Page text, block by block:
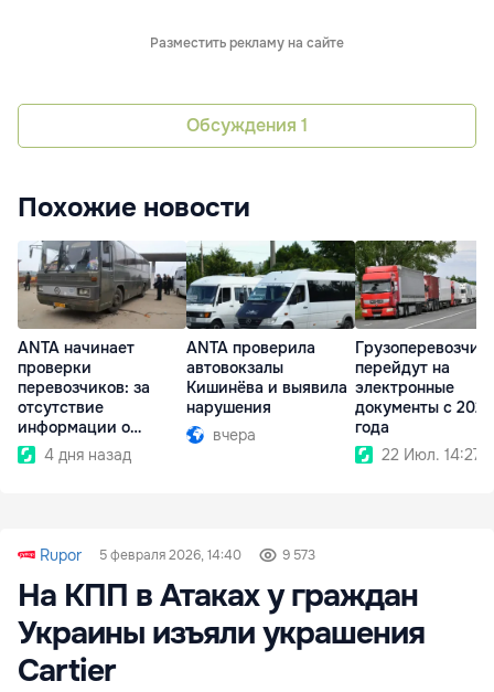
Разместить рекламу на сайте
Обсуждения 1
Похожие новости
ANTA начинает
проверки
перевозчиков: за
отсутствие
информации о
тарифах ждут
санкции
4 дня назад
ANTA проверила
автовокзалы
Кишинёва и выявила
нарушения
вчера
перейдут на
электронные
документы с 2027
года
22 Июл. 14:27
Rupor 5 февраля 2026, 14:40 9 573
На КПП в Атаках у граждан
Украины изъяли украшения
Cartier